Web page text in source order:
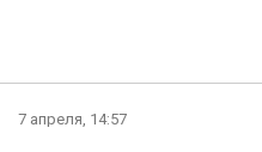
7 апреля, 14:57